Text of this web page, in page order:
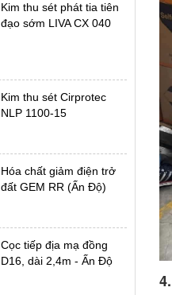
Kim thu sét phát tia tiên
đạo sớm LIVA CX 040
Kim thu sét Cirprotec
NLP 1100-15
Hóa chất giảm điện trở
đất GEM RR (Ấn Độ)
Cọc tiếp địa mạ đồng
D16, dài 2,4m - Ấn Độ